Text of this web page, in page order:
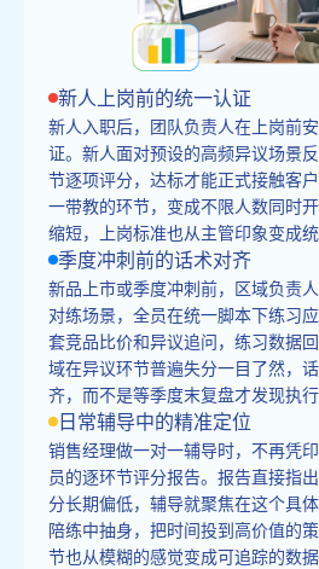
新人上岗前的统一认证
新人入职后，团队负责人在上岗前
证。新人面对预设的高频异议场景
节逐项评分，达标才能正式接触客
一带教的环节，变成不限人数同时
缩短，上岗标准也从主管印象变成统
季度冲刺前的话术对齐
新品上市或季度冲刺前，区域负责
对练场景，全员在统一脚本下练习
套竞品比价和异议追问，练习数据
域在异议环节普遍失分一目了然，
齐，而不是等季度末复盘才发现执行
日常辅导中的精准定位
销售经理做一对一辅导时，不再凭
员的逐环节评分报告。报告直接指
分长期偏低，辅导就聚焦在这个具
陪练中抽身，把时间投到高价值的
节也从模糊的感觉变成可追踪的数据